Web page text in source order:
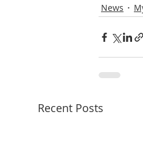
News
Recent Posts